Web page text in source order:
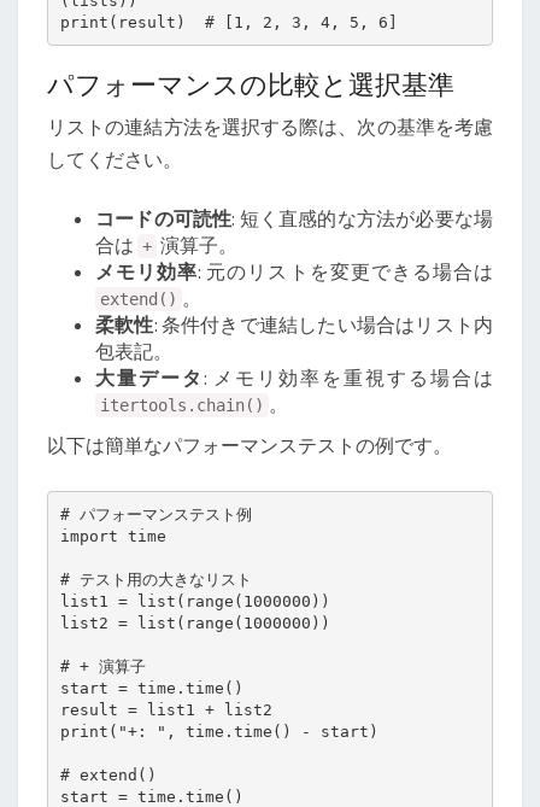
パフォーマンスの比較と選択基準
リストの連結方法を選択する際は、次の基準を考慮
してください。
コードの可読性: 短く直感的な方法が必要な場
合は + 演算子。
メモリ効率: 元のリストを変更できる場合は
extend() 。
柔軟性: 条件付きで連結したい場合はリスト内
包表記。
大量データ : メモリ効率を重視する場合は
itertools.chain() 。
以下は簡単なパフォーマンステストの例です。
# パフォーマンステスト例
import time
# テスト用の大きなリスト
list1 = list(range(1000000))
list2 = list(range(1000000))
# + 演算子
start = time.time()
result = list1 + list2
print("+: ", time.time() - start)
# extend()
start = time.time()